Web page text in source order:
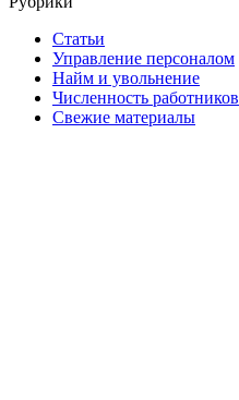
Статьи
Управление персоналом
Найм и увольнение
Численность работников
Свежие материалы